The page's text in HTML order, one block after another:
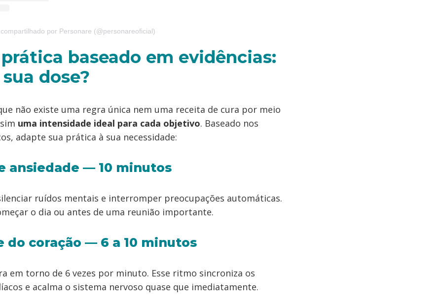
por Personare (@personareoficial)
baseado em evidências:
dose?
não existe uma regra única nem uma receita de cura por meio
uma intensidade ideal para cada objetivo. Baseado nos
adapte sua prática à sua necessidade:
ansiedade — 10 minutos
ruídos mentais e interromper preocupações automáticas.
o dia ou antes de uma reunião importante.
do coração — 6 a 10 minutos
em torno de 6 vezes por minuto. Esse ritmo sincroniza os
e acalma o sistema nervoso quase que imediatamente.